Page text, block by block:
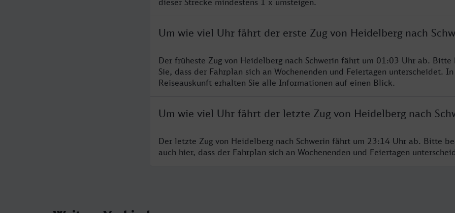
dieser Strecke mindestens 1 x umsteigen.
Um wie viel Uhr fährt der erste Zug von Heidelberg nach
Der früheste Zug von Heidelberg nach Schwerin fährt um 01:03 Uhr ab. Bitte
Sie, dass der Fahrplan sich an Wochenenden und Feiertagen unterscheidet.
Reiseauskunft erhalten Sie alle Informationen auf einen Blick.
Um wie viel Uhr fährt der letzte Zug von Heidelberg nach
Der letzte Zug von Heidelberg nach Schwerin fährt um 23:14 Uhr ab. Bitte
auch hier, dass der Fahrplan sich an Wochenenden und Feiertagen